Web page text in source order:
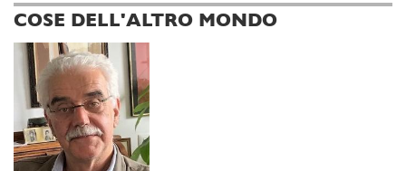
COSE DELL'ALTRO MONDO